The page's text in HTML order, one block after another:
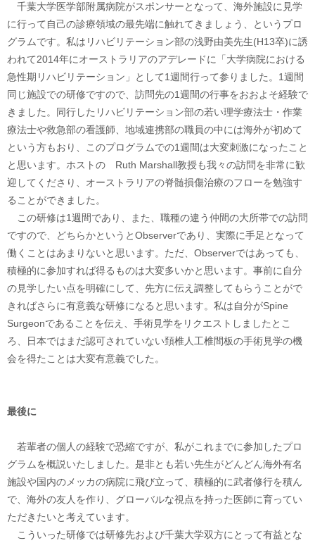
千葉大学医学部附属病院がスポンサーとなって、海外施設に見学
に行って自己の診療領域の最先端に触れてきましょう、というプロ
グラムです。私はリハビリテーション部の浅野由美先生(H13卒)に誘
われて2014年にオーストラリアのアデレードに「大学病院における
急性期リハビリテーション」として1週間行って参りました。1週間
同じ施設での研修ですので、訪問先の1週間の行事をおおよそ経験で
きました。同行したリハビリテーション部の若い理学療法士・作業
療法士や救急部の看護師、地域連携部の職員の中には海外が初めて
という方もおり、このプログラムでの1週間は大変刺激になったこと
と思います。ホストの Ruth Marshall教授も我々の訪問を非常に歓
迎してくださり、オーストラリアの脊髄損傷治療のフローを勉強す
ることができました。
この研修は1週間であり、また、職種の違う仲間の大所帯での訪問
ですので、どちらかというとObserverであり、実際に手足となって
働くことはあまりないと思います。ただ、Observerではあっても、
積極的に参加すれば得るものは大変多いかと思います。事前に自分
の見学したい点を明確にして、先方に伝え調整してもらうことがで
きればさらに有意義な研修になると思います。私は自分がSpine
Surgeonであることを伝え、手術見学をリクエストしましたとこ
ろ、日本ではまだ認可されていない頚椎人工椎間板の手術見学の機
会を得たことは大変有意義でした。
最後に
若輩者の個人の経験で恐縮ですが、私がこれまでに参加したプロ
グラムを概説いたしました。是非とも若い先生がどんどん海外有名
施設や国内のメッカの病院に飛び立って、積極的に武者修行を積ん
で、海外の友人を作り、グローバルな視点を持った医師に育ってい
ただきたいと考えています。
こういった研修では研修先および千葉大学双方にとって有益とな